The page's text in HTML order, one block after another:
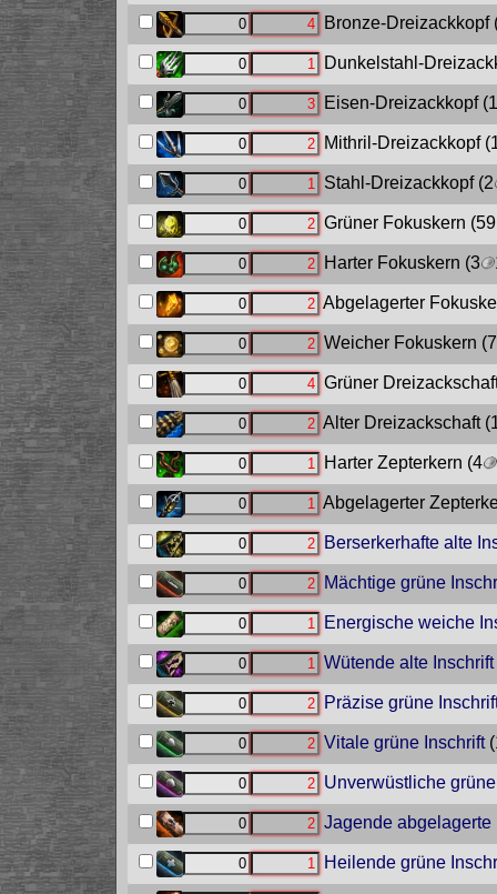
Bronze-Dreizackkopf
Dunkelstahl-
Eisen-Dreizackkopf(1
Mithril-Dreizackkopf
Stahl-Dreizackkopf(2
Grüner Fokuskern (59
Harter Fokuskern (3
Abgelagerter
Weicher Fokuskern
Grüner
Alter Dreizackschaft
Harter Zepterkern (4
Abgelagerter
Berserkerhafte alte
Mächtige grüne
Energische weiche
Wütende alte Inschrift
Präzise grüne
Vitale grüne Inschrift
Unverwüstliche
Jagende abgelagerte
Heilende grüne